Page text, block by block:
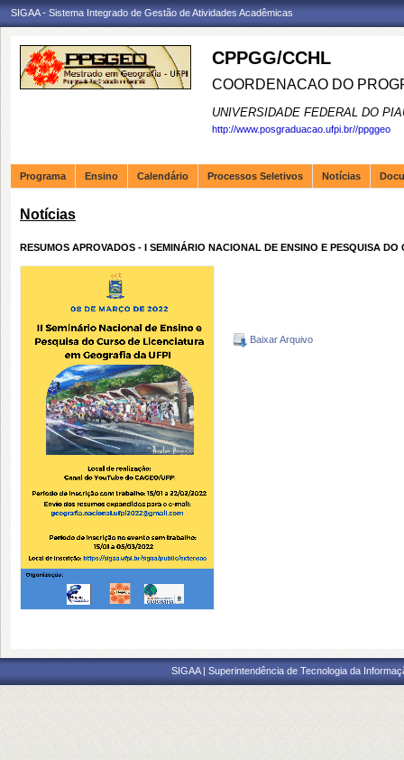
SIGAA - Sistema Integrado de Gestão de Atividades Acadêmicas
CPPGG/CCHL
COORDENACAO DO
UNIVERSIDADE FEDERAL DO
http://www.posgraduacao.ufpi.br//ppggeo
Programa Ensino Calendário Processos Seletivos Notícias
Notícias
RESUMOS APROVADOS - I SEMINÁRIO NACIONAL DE ENSINO E PESQUISA
Baixar Arquivo
SIGAA | Superintendência de Tecnologia da